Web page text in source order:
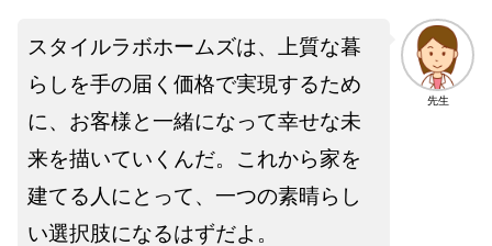
先生
スタイルラボホームズは、上質な暮
らしを手の届く価格で実現するため
に、お客様と一緒になって幸せな未
来を描いていくんだ。これから家を
建てる人にとって、一つの素晴らし
い選択肢になるはずだよ。